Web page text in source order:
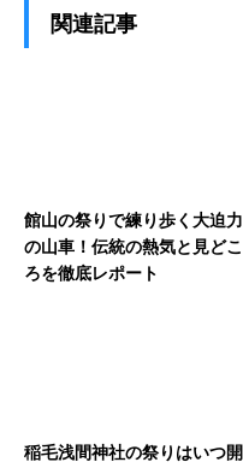
関連記事
館山の祭りで練り歩く大迫力
の山車！伝統の熱気と見どこ
ろを徹底レポート
稲毛浅間神社の祭りはいつ開